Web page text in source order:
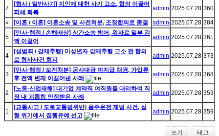
7
[형사 / 일반사기] 지인에 대한 사기 고소, 합의 이끌어
피해 회복
admin 2025.07.28 360
» [이혼 / 이혼] 이혼소송 및 사전처분, 조정합의로 종결 admin 2025.07.28 384
5
[민사·행정 / 손해배상] 상간소송 방어, 위자료 일부 감
액 이끌어
admin 2025.07.28 361
4
[성범죄 / 강제추행] 미성년자 강제추행 고소 전 합의
로 형사사건 회피
admin 2025.07.28 373
3
[민사·행정 / 보전처분] 공사대금 미지급 채권, 가압류
후 전액 변제 이끌어낸 사례
admin 2025.07.28 368
2
[노동·산업재해] 대기업 계약직 여직원들 대리하여 직
장 내 괴롭힘 인정받은 사례
admin 2025.07.28 353
1
[교통사고 / 도로교통법위반] 음주운전 재범 사건, 실
형 위기에서 집행유예 선고
admin 2025.07.28 359
쓰기 태그